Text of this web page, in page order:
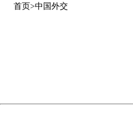
首页>中国外交